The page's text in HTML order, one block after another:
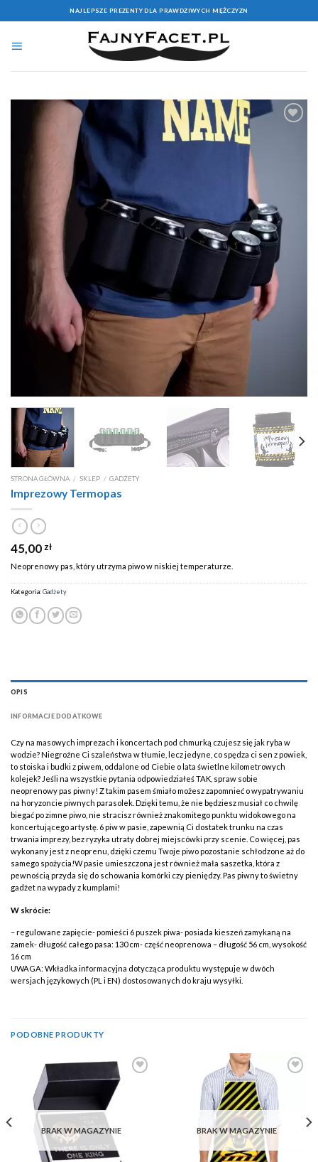
NAJLEPSZE PREZENTY DLA PRAWDZIWYCH MĘŻCZYZN
STRONA GŁÓWNA / SKLEP / GADŻETY
Imprezowy Termopas
45,00 zł
Neoprenowy pas, który utrzyma piwo w niskiej temperaturze.
Kategoria:Gadżety
OPIS
INFORMACJE DODATKOWE
Czy na masowych imprezach i koncertach pod chmurką czujesz się jak ryba w
wodzie? Niegroźne Ci szaleństwa w tłumie, lecz jedyne, co spędza ci sen z powiek,
to stoiska i budki z piwem, oddalone od Ciebie o lata świetlne kilometrowych
kolejek? Jeśli na wszystkie pytania odpowiedziałeś TAK, spraw sobie
neoprenowy pas piwny! Z takim pasem śmiało możesz zapomnieć o wypatrywaniu
na horyzoncie piwnych parasolek. Dzięki temu, że nie będziesz musiał co chwilę
biegać po zimne piwo, nie stracisz również znakomitego punktu widokowego na
koncertującego artystę. 6 piw w pasie, zapewnią Ci dostatek trunku na czas
trwania imprezy, bez ryzyka utraty dobrej miejscówki przy scenie. Co więcej, pas
wykonany jest z neoprenu, dzięki czemu Twoje piwo pozostanie schłodzone aż do
samego spożycia!W pasie umieszczona jest również mała saszetka, która z
pewnością przyda się do schowania komórki czy pieniędzy. Pas piwny to świetny
gadżet na wypady z kumplami!
W skrócie:
– regulowane zapięcie- pomieści 6 puszek piwa- posiada kieszeń zamykaną na
zamek- długość całego pasa: 130 cm- część neoprenowa – długość 56 cm, wysokość
16 cm
UWAGA: Wkładka informacyjna dotycząca produktu występuje w dwóch
wersjach językowych (PL i EN) dostosowanych do kraju wysyłki.
PODOBNE PRODUKTY
BRAK W MAGAZYNIE BRAK W MAGAZYNIE